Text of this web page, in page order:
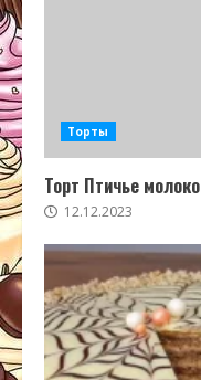
Торты
Торт Птичье молоко
12.12.2023